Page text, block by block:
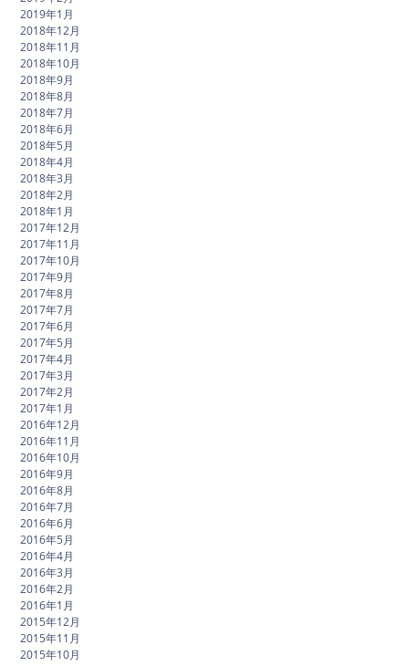
2019年1月
2018年12月
2018年11月
2018年10月
2018年9月
2018年8月
2018年7月
2018年6月
2018年5月
2018年4月
2018年3月
2018年2月
2018年1月
2017年12月
2017年11月
2017年10月
2017年9月
2017年8月
2017年7月
2017年6月
2017年5月
2017年4月
2017年3月
2017年2月
2017年1月
2016年12月
2016年11月
2016年10月
2016年9月
2016年8月
2016年7月
2016年6月
2016年5月
2016年4月
2016年3月
2016年2月
2016年1月
2015年12月
2015年11月
2015年10月